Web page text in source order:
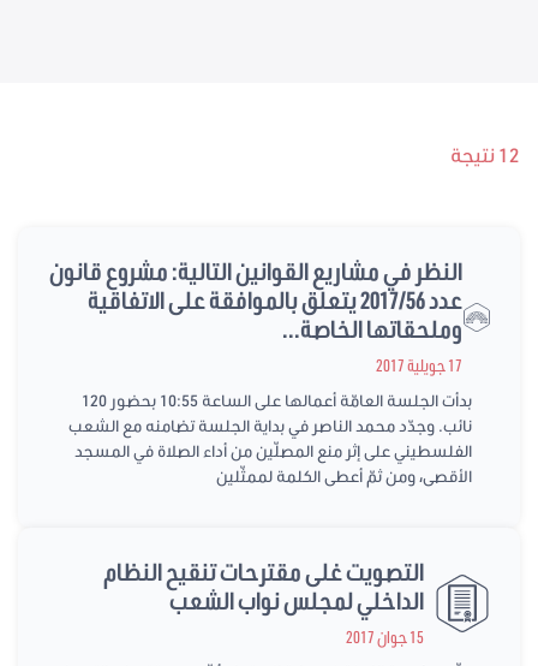
12 نتيجة
النظر في مشاريع القوانين التالية: مشروع قانون
عدد 2017/56 يتعلق بالموافقة على الاتفاقية
وملحقاتها الخاصة...
17 جويلية 2017
بدأت الجلسة العامّة أعمالها على الساعة 10:55 بحضور 120
نائب. وجدّد محمد الناصر في بداية الجلسة تضامنه مع الشعب
الفلسطيني على إثر منع المصلّين من أداء الصلاة في المسجد
الأقصى، ومن ثمّ أعطى الكلمة لممثّلين
التصويت غلى مقترحات تنقيح النظام
الداخلي لمجلس نواب الشعب
15 جوان 2017